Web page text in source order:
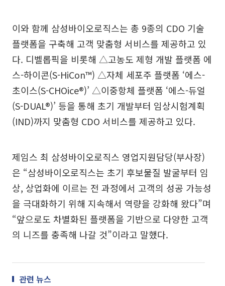
이와 함께 삼성바이오로직스는 총 9종의 CDO 기술
플랫폼을 구축해 고객 맞춤형 서비스를 제공하고 있
다. 디벨롭픽을 비롯해 △고농도 제형 개발 플랫폼 에
스-하이콘(S-HiCon™) △자체 세포주 플랫폼 ‘에스-
초이스(S-CHOice®)’ △이중항체 플랫폼 ‘에스-듀얼
(S-DUAL®)’ 등을 통해 초기 개발부터 임상시험계획
(IND)까지 맞춤형 CDO 서비스를 제공하고 있다.
제임스 최 삼성바이오로직스 영업지원담당(부사장)
은 “삼성바이오로직스는 초기 후보물질 발굴부터 임
상, 상업화에 이르는 전 과정에서 고객의 성공 가능성
을 극대화하기 위해 지속해서 역량을 강화해 왔다”며
“앞으로도 차별화된 플랫폼을 기반으로 다양한 고객
의 니즈를 충족해 나갈 것”이라고 말했다.
관련 뉴스